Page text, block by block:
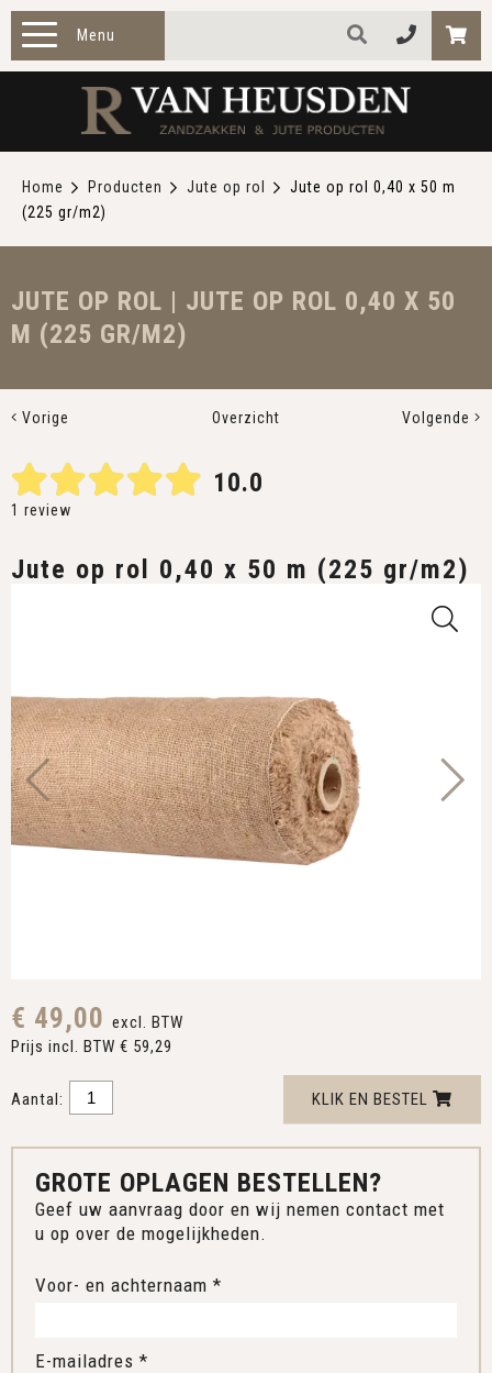
Menu
ZAKELIJK
OVER ONS
Home Producten Jute op rol
Jute op rol 0,40 x 50 m
(225 gr/m2)
JUTE OP ROL | JUTE OP ROL 0,40 X 50
M (225 GR/M2)
Vorige Overzicht Volgende
10.0
1 review
Jute op rol 0,40 x 50 m (225 gr/m2)
€ 49,00 excl. BTW
Prijs incl. BTW € 59,29
Aantal: KLIK EN BESTEL
GROTE OPLAGEN BESTELLEN?
Geef uw aanvraag door en wij nemen contact met
u op over de mogelijkheden.
Voor- en achternaam *
E-mailadres *